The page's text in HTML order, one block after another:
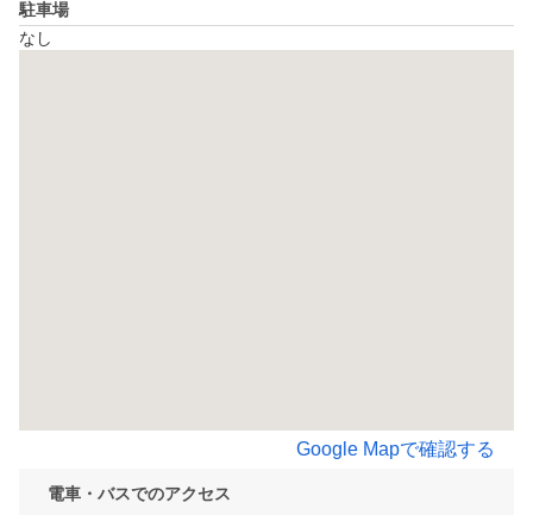
駐車場
なし
Google Mapで確認する
電車・バスでのアクセス